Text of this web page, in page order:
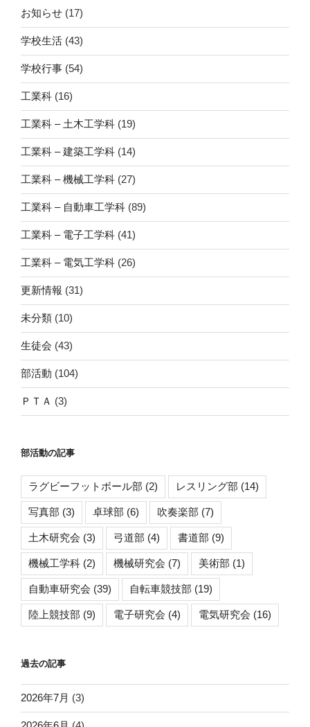
ー
シ
ョ
ン
お知らせ (17)
学校生活 (43)
学校行事 (54)
工業科 (16)
工業科 – 土木工学科 (19)
工業科 – 建築工学科 (14)
工業科 – 機械工学科 (27)
工業科 – 自動車工学科 (89)
工業科 – 電子工学科 (41)
工業科 – 電気工学科 (26)
更新情報 (31)
未分類 (10)
生徒会 (43)
部活動 (104)
ＰＴＡ (3)
部活動の記事
ラグビーフットボール部 (2) レスリング部 (14)
写真部 (3) 卓球部 (6) 吹奏楽部 (7)
土木研究会 (3) 弓道部 (4) 書道部 (9)
機械工学科 (2) 機械研究会 (7) 美術部 (1)
自動車研究会 (39) 自転車競技部 (19)
陸上競技部 (9) 電子研究会 (4) 電気研究会 (16)
過去の記事
2026年7月 (3)